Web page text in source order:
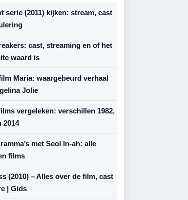
serie (2011) kijken: stream, cast
cast, streaming en of het
waard is
Maria: waargebeurd verhaal
Jolie
vergeleken: verschillen 1982,
2014
met Seol In-ah: alle
films
(2010) – Alles over de film, cast
| Gids